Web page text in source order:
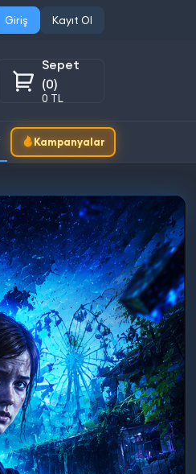
Giriş Kayıt Ol
Sepet
(0)
0 TL
Kampanyalar